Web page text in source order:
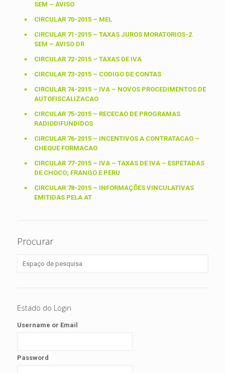
SEM – AVISO
CIRCULAR 70-2015 – MEL
CIRCULAR 71-2015 – TAXAS JUROS MORATORIOS-2.
SEM – AVISO DR
CIRCULAR 72-2015 – TAXAS DE IVA
CIRCULAR 73-2015 – CODIGO DE CONTAS
CIRCULAR 74-2015 – IVA – NOVOS PROCEDIMENTOS DE
AUTOFISCALIZACAO
CIRCULAR 75-2015 – RECECAO DE PROGRAMAS
RADIODIFUNDIDOS
CIRCULAR 76-2015 – INCENTIVOS A CONTRATACAO –
CHEQUE FORMACAO
CIRCULAR 77-2015 – IVA – TAXAS DE IVA – ESPETADAS
DE CHOCO; FRANGO E PERU
CIRCULAR 78-2015 – INFORMAÇÕES VINCULATIVAS
EMITIDAS PELA AT
Procurar
Estado do Login
Username or Email
Password